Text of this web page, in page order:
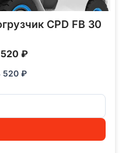
CPD FB 30
₽
520 ₽